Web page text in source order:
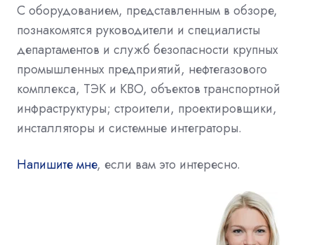
С оборудованием, представленным в обзоре,
познакомятся руководители и специалисты
департаментов и служб безопасности крупных
промышленных предприятий, нефтегазового
комплекса, ТЭК и КВО, объектов транспортной
инфраструктуры; строители, проектировщики,
инсталляторы и системные интеграторы.
Напишите мне, если вам это интересно.